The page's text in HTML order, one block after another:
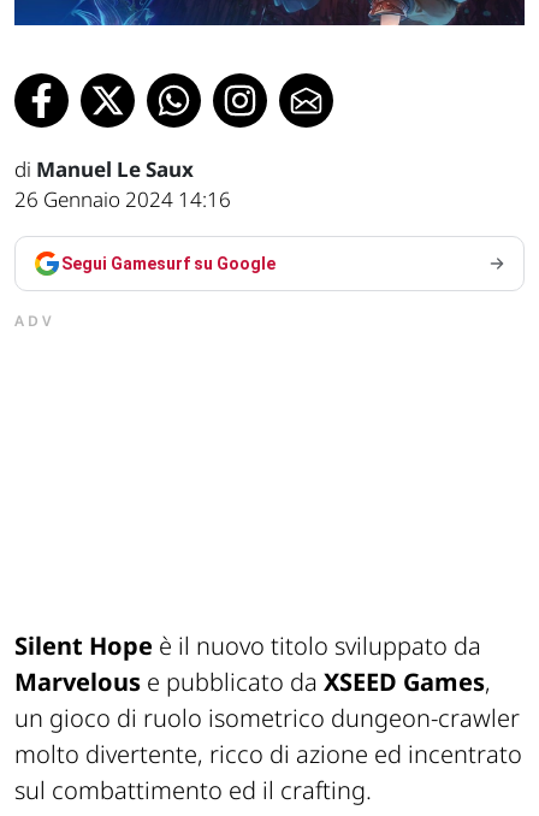
di Manuel Le Saux
26 Gennaio 2024 14:16
Segui Gamesurf su Google
ADV
Silent Hope è il nuovo titolo sviluppato da
Marvelous e pubblicato da XSEED Games,
un gioco di ruolo isometrico dungeon-crawler
molto divertente, ricco di azione ed incentrato
sul combattimento ed il crafting.